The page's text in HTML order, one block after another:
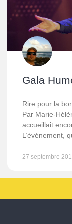
Gala
Rire pour la
Par Marie-
accueillait
L’événement,
27 septembre